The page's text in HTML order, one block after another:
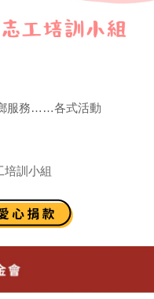
服務……各式活動
培訓小組